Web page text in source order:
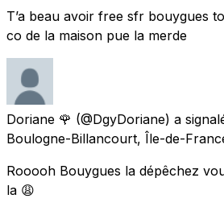
T’a beau avoir free sfr bouygues
co de la maison pue la merde
Doriane 🌹 (@DgyDoriane) a
Boulogne-Billancourt, Île-de-
Rooooh Bouygues la dépêchez
la 😩